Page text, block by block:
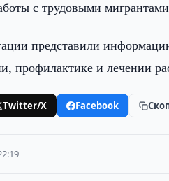
с трудовыми
представили
профилактике и лечении
Twitter/X Facebook